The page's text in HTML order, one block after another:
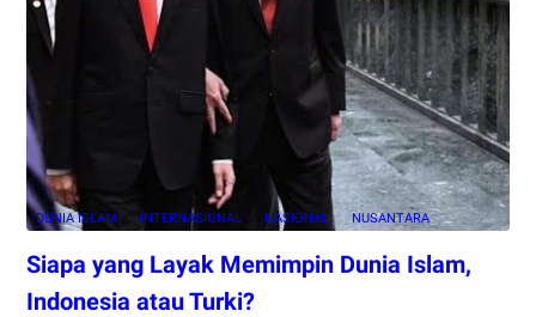
Laksamana
Malahayati
Jadi
di
Jakarta,
Pemerintah
Aceh
Berterimakasih
DUNIA ISLAM INTERNASIONAL NASIONAL NUSANTARA
Siapa yang Layak Memimpin Dunia Islam,
Indonesia atau Turki?